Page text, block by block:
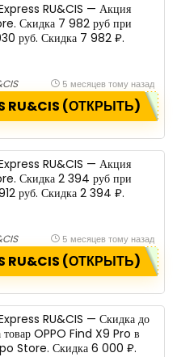
RU&CIS — Акция
Скидка 7 982 руб при
руб. Скидка 7 982 ₽.
5 месяцев тому назад
RU&CIS (ОТКРЫТЬ)
RU&CIS — Акция
Скидка 2 394 руб при
руб. Скидка 2 394 ₽.
5 месяцев тому назад
RU&CIS (ОТКРЫТЬ)
RU&CIS — Скидка до
OPPO Find X9 Pro в
Store. Скидка 6 000 ₽.